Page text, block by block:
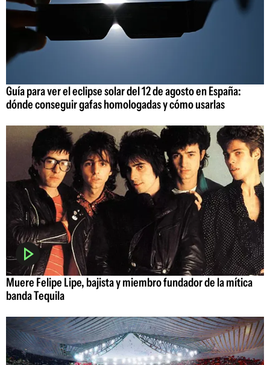
Guía para ver el eclipse solar del 12 de agosto en España:
dónde conseguir gafas homologadas y cómo usarlas
Muere Felipe Lipe, bajista y miembro fundador de la mítica
banda Tequila